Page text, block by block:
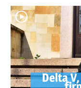
Delta